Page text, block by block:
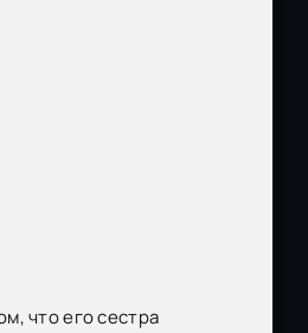
что его сестра